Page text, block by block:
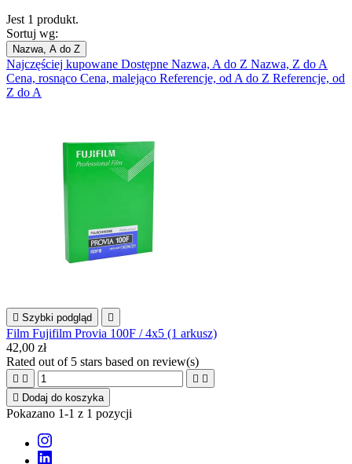
Jest 1 produkt.
Sortuj wg:
Nazwa, A do Z
Najczęściej kupowane Dostępne Nazwa, A do Z Nazwa, Z do A
Cena, rosnąco Cena, malejąco Referencje, od A do Z Referencje, od
Z do A
 Szybki podgląd 
Film Fujifilm Provia 100F / 4x5 (1 arkusz)
42,00 zł
Rated out of 5 stars based on review(s)
   
 Dodaj do koszyka
Pokazano 1-1 z 1 pozycji